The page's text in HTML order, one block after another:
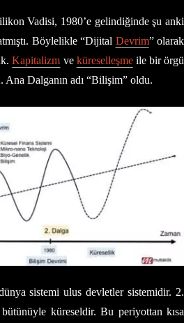
Vadisi, 1980’e gelindiğinde şu anki
Böylelikle “Dijital Devrim” olarak
Kapitalizm ve küreselleşmeile bir örgü
Ana Dalganın adı “Bilişim” oldu.
sistemi ulus devletler sistemidir. 2.
küreseldir. Bu periyottan kısa